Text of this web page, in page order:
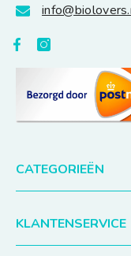
CATEGORIEËN
KLANTENSERVICE